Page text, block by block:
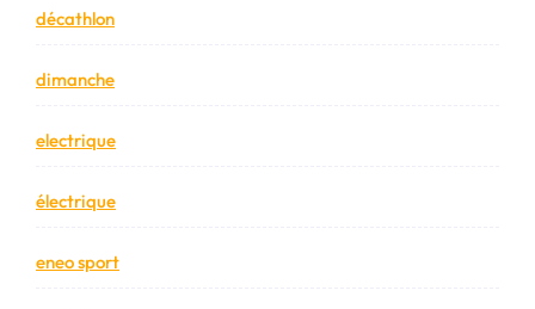
décathlon
dimanche
electrique
électrique
eneo sport